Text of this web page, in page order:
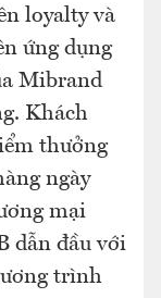
loyalty và
ứng dụng
Mibrand
Khách
thưởng
ngày
mại
dẫn đầu với
trình